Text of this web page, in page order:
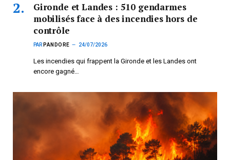
Gironde et Landes : 510 gendarmes
mobilisés face à des incendies hors de
contrôle
PAR PANDORE 24/07/2026
Les incendies qui frappent la Gironde et les Landes ont
encore gagné…